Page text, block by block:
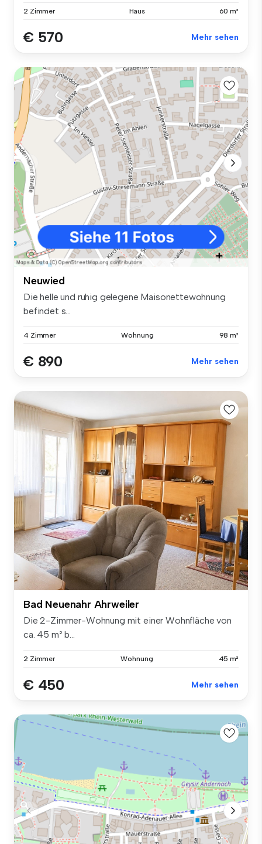
2 Zimmer Haus 60 m²
€ 570 Mehr sehen
Neuwied
Die helle und ruhig gelegene Maisonettewohnung
befindet s...
4 Zimmer Wohnung 98 m²
€ 890 Mehr sehen
Bad Neuenahr Ahrweiler
Die 2-Zimmer-Wohnung mit einer Wohnfläche von
ca. 45 m² b...
2 Zimmer Wohnung 45 m²
€ 450 Mehr sehen